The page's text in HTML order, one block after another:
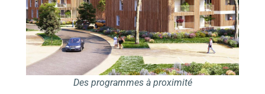
Des programmes à proximité